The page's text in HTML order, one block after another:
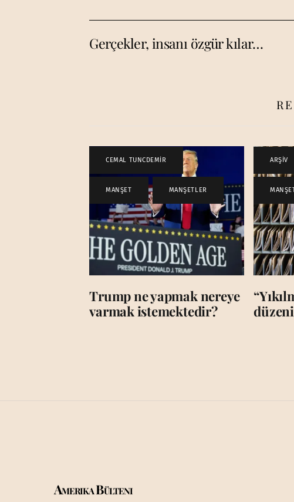
Gerçekler, insanı özgür kılar…
CEMAL TUNCDEMİR ,
MANŞET , MANŞETLER
Trump ne yapmak nereye
varmak istemektedir?
ARŞİV
Amerika Bülteni